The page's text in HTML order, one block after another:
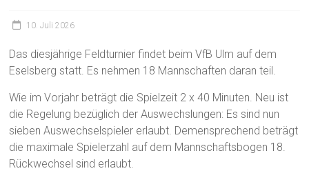
10. Juli 2026
Das diesjährige Feldturnier findet beim VfB Ulm auf dem
Eselsberg statt. Es nehmen 18 Mannschaften daran teil.
Wie im Vorjahr beträgt die Spielzeit 2 x 40 Minuten. Neu ist
die Regelung bezüglich der Auswechslungen: Es sind nun
sieben Auswechselspieler erlaubt. Demensprechend beträgt
die maximale Spielerzahl auf dem Mannschaftsbogen 18.
Rückwechsel sind erlaubt.